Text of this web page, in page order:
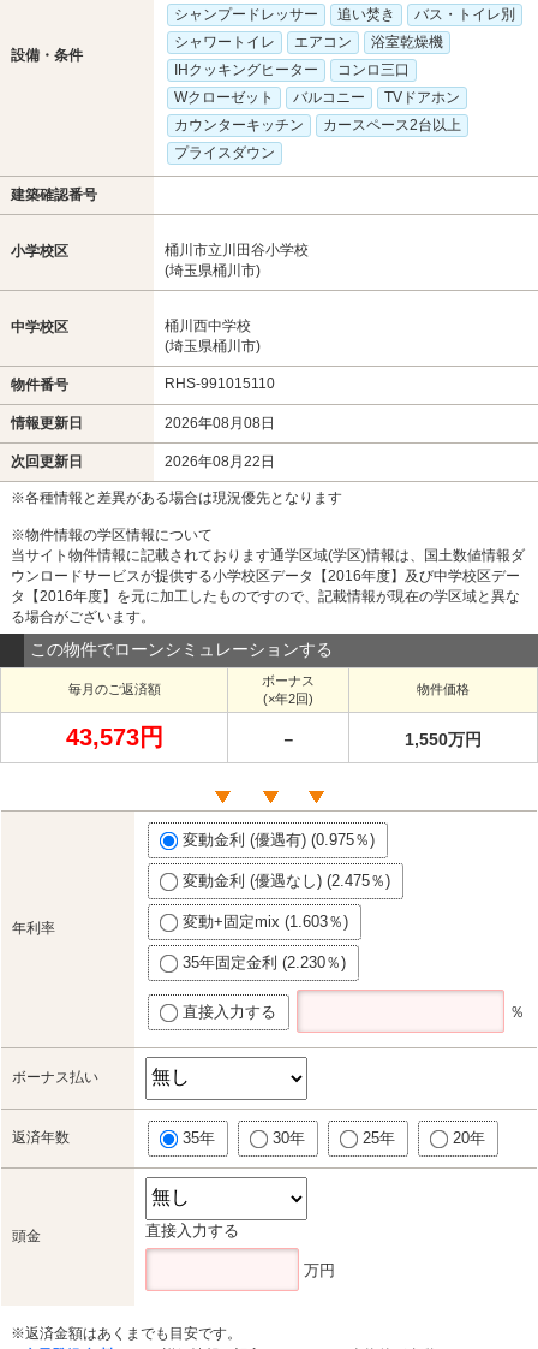
設備・条件
シャンプードレッサー
追い焚き
バス・トイレ別
シャワートイレ
エアコン
浴室乾燥機
IHクッキングヒーター
コンロ三口
Wクローゼット
バルコニー
TVドアホン
カウンターキッチン
カースペース2台以上
プライスダウン
建築確認番号
小学校区
桶川市立川田谷小学校
(埼玉県桶川市)
中学校区
桶川西中学校
(埼玉県桶川市)
物件番号 RHS-991015110
情報更新日 2026年08月08日
次回更新日 2026年08月22日
※各種情報と差異がある場合は現況優先となります
※物件情報の学区情報について
当サイト物件情報に記載されております通学区域(学区)情報は、国土数値情報ダ
ウンロードサービスが提供する小学校区データ【2016年度】及び中学校区デー
タ【2016年度】を元に加工したものですので、記載情報が現在の学区域と異な
る場合がございます。
この物件でローンシミュレーションする
毎月のご返済額
ボーナス
(×年2回)
物件価格
43,573円 － 1,550万円
年利率
変動金利 (優遇有) (0.975％)
変動金利 (優遇なし) (2.475％)
変動+固定mix (1.603％)
35年固定金利 (2.230％)
直接入力する ％
ボーナス払い
返済年数 35年 30年 25年 20年
頭金 直接入力する
万円
※返済金額はあくまでも目安です。